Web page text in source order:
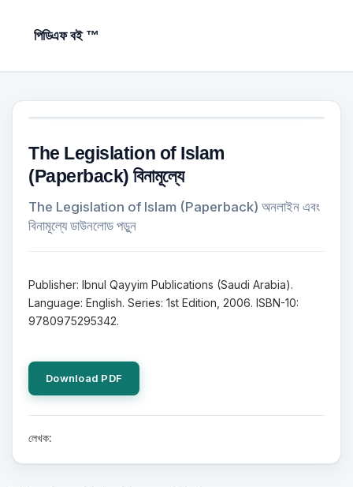
পিডিএফ বই ™
The Legislation of Islam
(Paperback) বিনামূল্যে
The Legislation of Islam (Paperback) অনলাইন এবং
বিনামূল্যে ডাউনলোড পড়ুন
Publisher: Ibnul Qayyim Publications (Saudi Arabia).
Language: English. Series: 1st Edition, 2006. ISBN-10:
9780975295342.
Download PDF
লেখক: